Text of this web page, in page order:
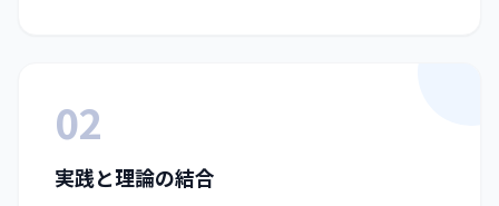
02
実践と理論の結合